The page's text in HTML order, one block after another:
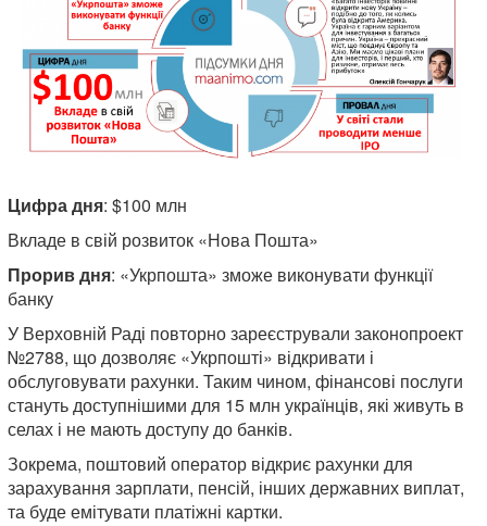
Цифра дня: $100 млн
Вкладе в свій розвиток «Нова Пошта»
Прорив дня: «Укрпошта» зможе виконувати функції
банку
У Верховній Раді повторно зареєстрували законопроект
№2788, що дозволяє «Укрпошті» відкривати і
обслуговувати рахунки. Таким чином, фінансові послуги
стануть доступнішими для 15 млн українців, які живуть в
селах і не мають доступу до банків.
Зокрема, поштовий оператор відкриє рахунки для
зарахування зарплати, пенсій, інших державних виплат,
та буде емітувати платіжні картки.